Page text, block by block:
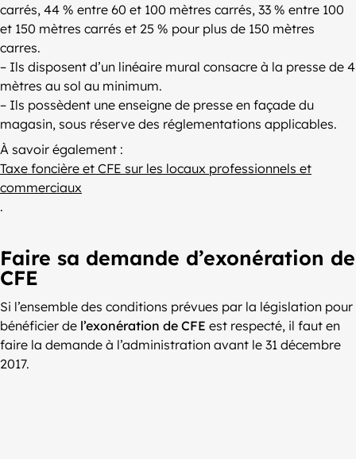
carrés, 44 % entre 60 et 100 mètres carrés, 33 % entre 100
et 150 mètres carrés et 25 % pour plus de 150 mètres
carres.
– Ils disposent d’un linéaire mural consacre à la presse de 4
mètres au sol au minimum.
– Ils possèdent une enseigne de presse en façade du
magasin, sous réserve des réglementations applicables.
À savoir également :
Taxe foncière et CFE sur les locaux professionnels et
commerciaux
.
Faire sa demande d’exonération de
CFE
Si l’ensemble des conditions prévues par la législation pour
bénéficier de l’exonération de CFE est respecté, il faut en
faire la demande à l’administration avant le 31 décembre
2017.